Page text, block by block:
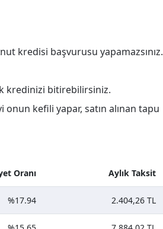
kredisi başvurusu yapamazsınız.
kredinizi bitirebilirsiniz.
kefili yapar, satın alınan tapu
Oranı Aylık Taksit
%17.94 2.404,26 TL